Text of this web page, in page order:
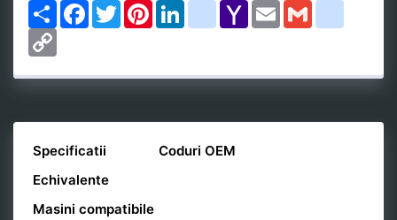
Share Facebook
Twitter PinterestLinkedIngoogle_bookmarks
Yahoo
Mail
Email
Specificatii
Coduri OEM
Echivalente
Masini compatibile